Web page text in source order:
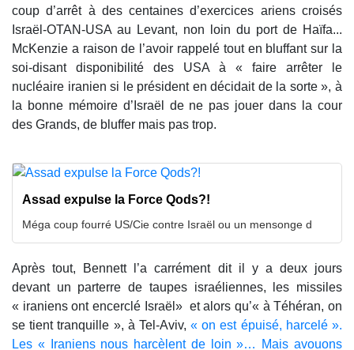
coup d’arrêt à des centaines d’exercices ariens croisés
Israël-OTAN-USA au Levant, non loin du port de Haïfa...
McKenzie a raison de l’avoir rappelé tout en bluffant sur la
soi-disant disponibilité des USA à « faire arrêter le
nucléaire iranien si le président en décidait de la sorte », à
la bonne mémoire d’Israël de ne pas jouer dans la cour
des Grands, de bluffer mais pas trop.
Assad expulse la Force Qods?!
Méga coup fourré US/Cie contre Israël ou un mensonge d
Après tout, Bennett l’a carrément dit il y a deux jours
devant un parterre de taupes israéliennes, les missiles
« iraniens ont encerclé Israël» et alors qu’« à Téhéran, on
se tient tranquille », à Tel-Aviv, « on est épuisé, harcelé ».
Les « Iraniens nous harcèlent de loin »… Mais avouons